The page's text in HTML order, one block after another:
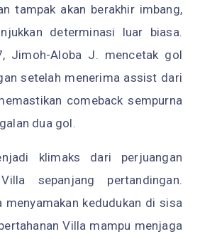
tampak akan berakhir imbang,
determinasi luar biasa.
Jimoh-Aloba J. mencetak gol
setelah menerima assist dari
comeback sempurna
dua gol.
klimaks dari perjuangan
sepanjang pertandingan.
menyamakan kedudukan di sisa
Villa mampu menjaga